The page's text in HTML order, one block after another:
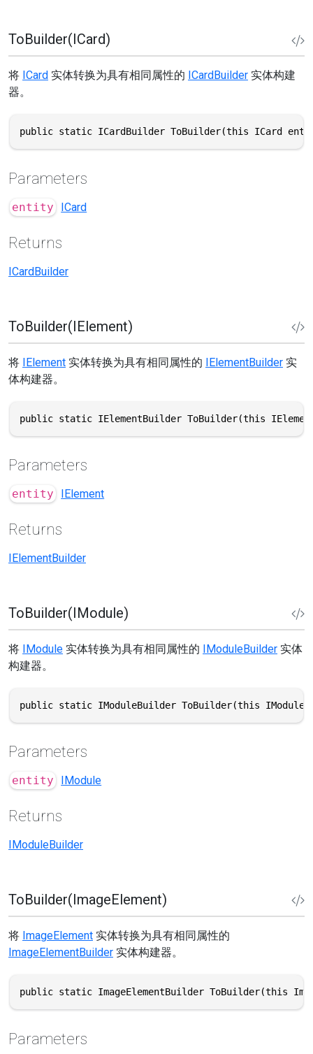
ToBuilder(ICard)
将 ICard 实体转换为具有相同属性的 ICardBuilder 实体构建
器。
public static ICardBuilder ToBuilder(this ICard
Parameters
entity ICard
Returns
ICardBuilder
ToBuilder(IElement)
将 IElement 实体转换为具有相同属性的 IElementBuilder 实
体构建器。
public static IElementBuilder ToBuilder(this
Parameters
entity IElement
Returns
IElementBuilder
ToBuilder(IModule)
将 IModule 实体转换为具有相同属性的 IModuleBuilder 实体
构建器。
public static IModuleBuilder ToBuilder(this
Parameters
entity IModule
Returns
IModuleBuilder
ToBuilder(ImageElement)
将 ImageElement 实体转换为具有相同属性的
ImageElementBuilder 实体构建器。
public static ImageElementBuilder ToBuilder(this
Parameters